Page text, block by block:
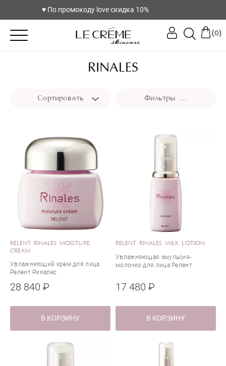
♥️ По промокоду love скидка 10%
(0)
RINALES
Сортировать Фильтры ...
RELENT RINALES MOISTURE
CREAM
Увлажняющий крем для лица
Релент Риналес
28 840 ₽
В КОРЗИНУ
RELENT RINALES MILK LOTION
Увлажняющая эмульсия-
молочко для лица Релент
17 480 ₽
В КОРЗИНУ